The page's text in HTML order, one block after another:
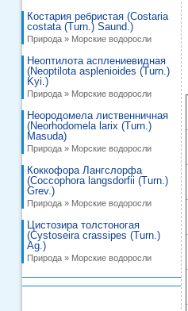
Костария ребристая (Costaria
costata (Turn.) Saund.)
Природа » Морские водоросли
Неоптилота асплениевидная
(Neoptilota asplenioides (Turn.)
Kyi.)
Природа » Морские водоросли
Неородомела лиственничная
(Neorhodomela larix (Turn.)
Masuda)
Природа » Морские водоросли
Коккофора Лангслорфа
(Coccophora langsdorfii (Turn.)
Grev.)
Природа » Морские водоросли
Цистозира толстоногая
(Cystoseira crassipes (Turn.)
Ag.)
Природа » Морские водоросли